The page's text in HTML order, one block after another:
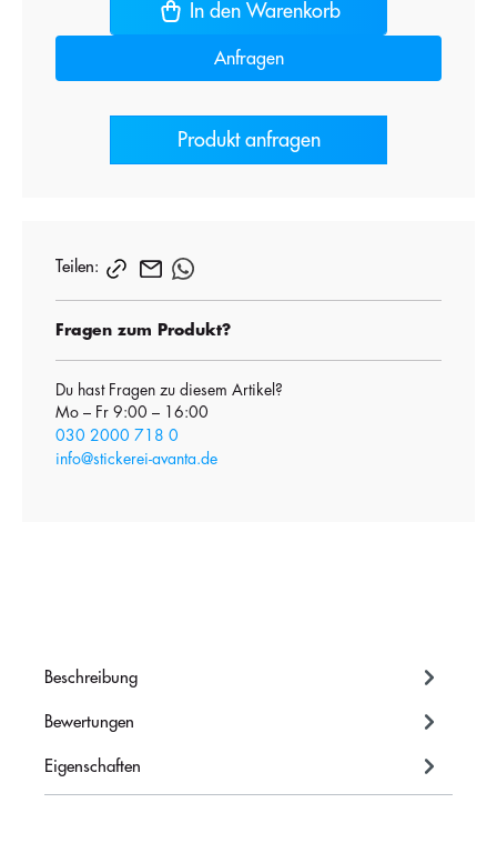
In den Warenkorb
Anfragen
Produkt anfragen
Teilen:
Fragen zum Produkt?
Du hast Fragen zu diesem Artikel?
Mo – Fr 9:00 – 16:00
030 2000 718 0
info@stickerei-avanta.de
Beschreibung
Bewertungen
Eigenschaften